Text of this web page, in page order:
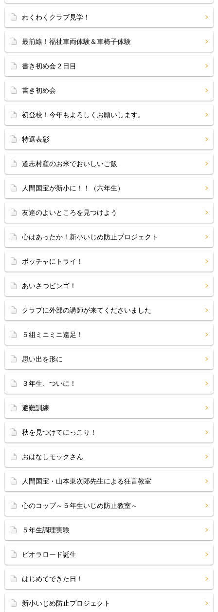
わくわくクラブ見学！
最前線！福祉車両体験＆車椅子体験
書き初め会２日目
書き初め会
初登校！今年もよろしくお願いします。
特選表彰
道志村産のお米でおいしいご飯
人間国宝が新小に！！（六年生）
友達のよいところを見つけよう
心はあったか！新小いじめ防止プロジェクト
ボッチャにトライ！
あいさつビンゴ！
クラブに外部の講師が来てくださいました
５組ミニミニ遠足！
思い出を形に
３年生、ついに！
避難訓練
秋を見つけてにっこり！
おはなしモックさん
人間国宝・山本東次郎先生による狂言教室
心のコップ～５年生いじめ防止教室～
５年生調理実験
ビオラロード誕生
はじめてできた日！
新小いじめ防止プロジェクト